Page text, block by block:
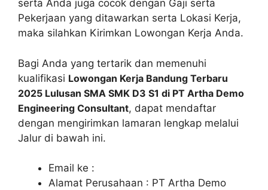
serta Anda juga cocok dengan Gaji serta
Pekerjaan yang ditawarkan serta Lokasi Kerja,
maka silahkan Kirimkan Lowongan Kerja Anda.
Bagi Anda yang tertarik dan memenuhi
kualifikasi Lowongan Kerja Bandung Terbaru
2025 Lulusan SMA SMK D3 S1 di PT Artha Demo
Engineering Consultant, dapat mendaftar
dengan mengirimkan lamaran lengkap melalui
Jalur di bawah ini.
Email ke :
Alamat Perusahaan : PT Artha Demo